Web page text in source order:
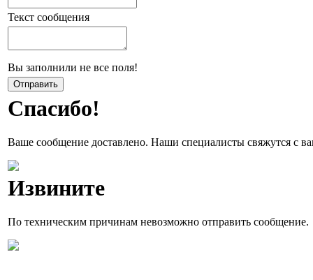
Текст сообщения
Вы заполнили не все поля!
Спасибо!
Ваше сообщение доставлено. Наши специалисты свяжутся с
Извините
По техническим причинам невозможно отправить сообщение.